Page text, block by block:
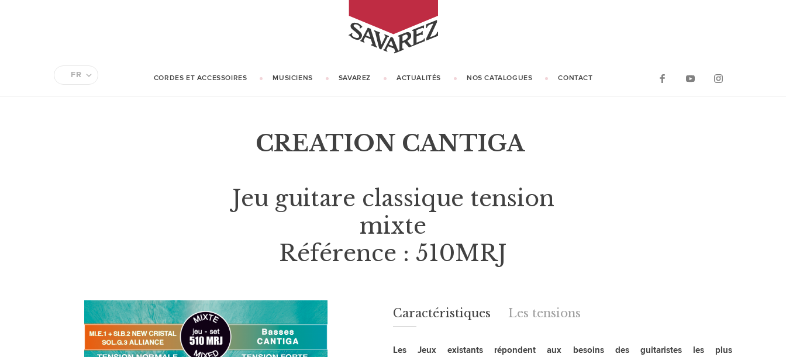
FR CORDES ET ACCESSOIRES MUSICIENS SAVAREZ ACTUALITÉS NOS CATALOGUES CONTACT
CREATION CANTIGA
Jeu guitare classique tension
mixte
Référence : 510MRJ
Caractéristiques Les tensions
Caractéristiques
Les Jeux existants répondent aux besoins des guitaristes les plus